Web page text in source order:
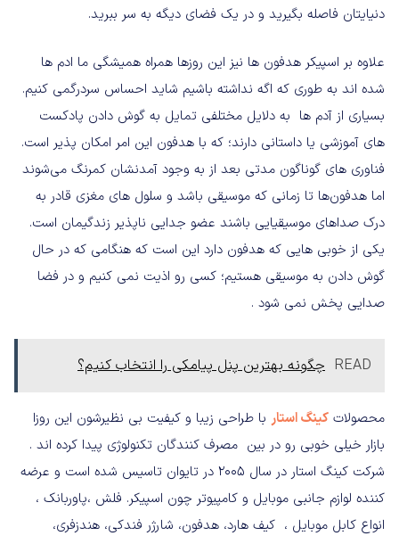
دنیایتان فاصله بگیرید و در یک فضای دیگه به سر ببرید.
علاوه بر اسپیکر هدفون ها نیز این روزها همراه همیشگی ما ادم ها
شده اند به طوری که اگه نداشته باشیم شاید احساس سردرگمی کنیم.
بسیاری از آدم ها به دلایل مختلفی تمایل به گوش دادن پادکست
های آموزشی یا داستانی دارند؛ که با هدفون این امر امکان پذیر است.
فناوری های گوناگون مدتی بعد از به وجود آمدنشان کمرنگ می‌شوند
اما هدفون‌ها تا زمانی که موسیقی باشد و سلول های مغزی قادر به
درک صداهای موسیقیایی باشند عضو جدایی ناپذیر زندگیمان است.
یکی از خوبی هایی که هدفون دارد این است که هنگامی که در حال
گوش دادن به موسیقی هستیم؛ کسی رو اذیت نمی کنیم و در فضا
صدایی پخش نمی شود .
READ چگونه بهترین پنل پیامکی را انتخاب کنیم؟
محصولات کینگاستار با طراحی زیبا و کیفیت بی نظیرشون این روزا
بازار خیلی خوبی رو در بین مصرف کنندگان تکنولوژی پیدا کرده اند .
شرکت کینگ استار در سال
در تایوان تاسیس شده است و عرضه
کننده لوازم جانبی موبایل و کامپیوتر چون اسپیکر. فلش ،پاوربانک ،
انواع کابل موبایل ، کیف هارد، هدفون، شارژر فندکی، هندزفری،